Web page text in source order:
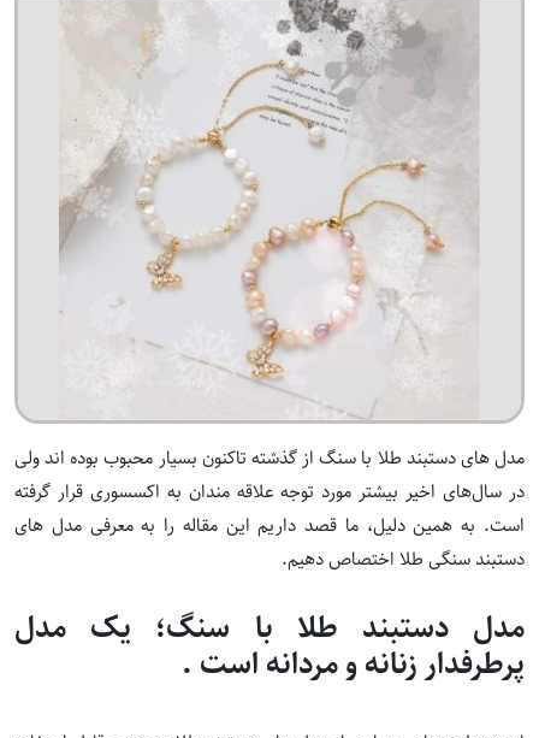
مدل های دستبند طلا با سنگاز گذشته تاکنون بسیار محبوب بوده اند ولی
در سال‌های اخیر بیشتر مورد توجه علاقه مندان به اکسسوری قرار گرفته
است. به همین دلیل، ما قصد داریم این مقاله را به معرفی مدل های
دستبند سنگی طلا اختصاص دهیم.
مدل دستبند طلا با سنگ؛ یک مدل
پرطرفدار زنانه و مردانه است .